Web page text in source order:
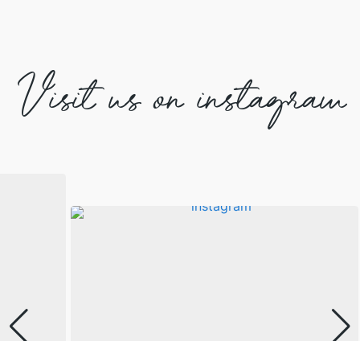
Visit us on instagram